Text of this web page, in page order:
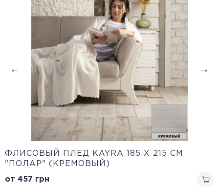
ФЛИСОВЫЙ ПЛЕД KAYRA 185 X 215 СМ
"ПОЛАР" (КРЕМОВЫЙ)
от 457 грн